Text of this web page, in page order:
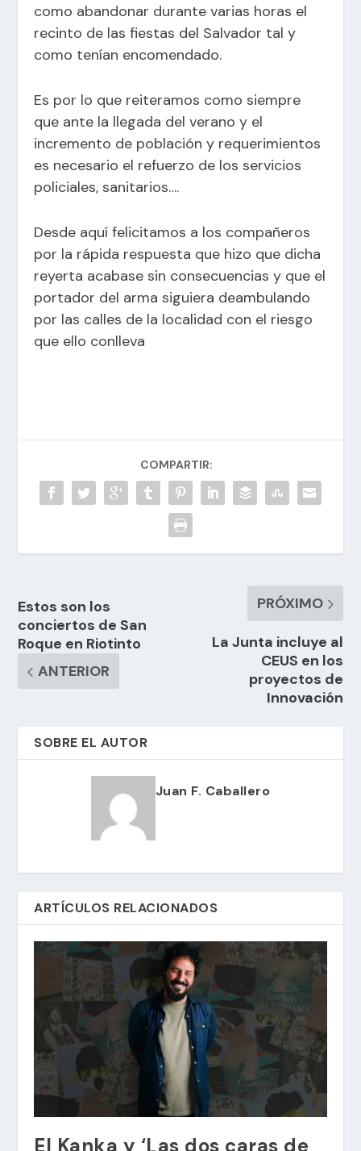
como abandonar durante varias horas el
recinto de las fiestas del Salvador tal y
como tenían encomendado.
Es por lo que reiteramos como siempre
que ante la llegada del verano y el
incremento de población y requerimientos
es necesario el refuerzo de los servicios
policiales, sanitarios….
Desde aquí felicitamos a los compañeros
por la rápida respuesta que hizo que dicha
reyerta acabase sin consecuencias y que el
portador del arma siguiera deambulando
por las calles de la localidad con el riesgo
que ello conlleva
COMPARTIR:
Estos son los
conciertos de San
Roque en Riotinto
ANTERIOR
PRÓXIMO
La Junta incluye al
CEUS en los
proyectos de
Innovación
SOBRE EL AUTOR
Juan F. Caballero
ARTÍCULOS RELACIONADOS
El Kanka y ‘Las dos caras de